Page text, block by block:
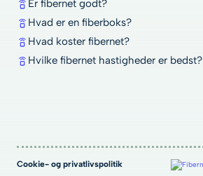
Er fibernet godt?
Hvad er en fiberboks?
Hvad koster fibernet?
Hvilke fibernet hastigheder er bedst?
Cookie- og privatlivspolitik